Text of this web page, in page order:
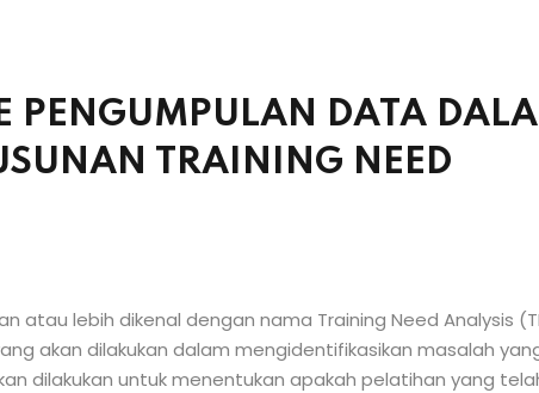
PENGUMPULAN DATA
TRAINING NEED
atau lebih dikenal dengan nama Training Need Analysis
akan dilakukan dalam mengidentifikasikan masalah
dilakukan untuk menentukan apakah pelatihan yang